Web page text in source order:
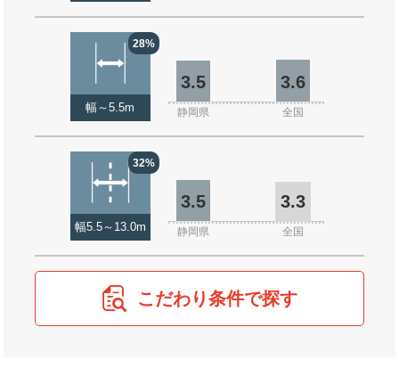
28%
幅～5.5m
3.5 3.6
静岡県 全国
32%
幅5.5～13.0m
3.5 3.3
静岡県 全国
こだわり条件で探す